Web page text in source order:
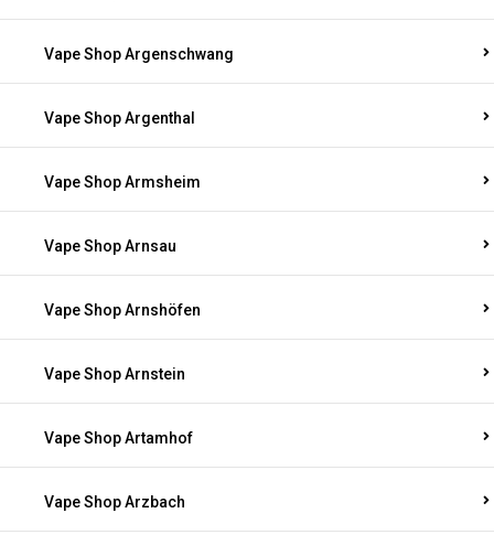
Vape Shop Argenschwang
Vape Shop Argenthal
Vape Shop Armsheim
Vape Shop Arnsau
Vape Shop Arnshöfen
Vape Shop Arnstein
Vape Shop Artamhof
Vape Shop Arzbach